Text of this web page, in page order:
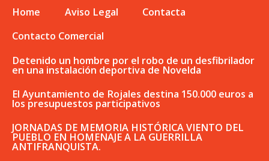
Home Aviso Legal
Contacta
Contacto Comercial
Detenido un hombre por el robo de un desfibrilador
en una instalación deportiva de Novelda
El Ayuntamiento de Rojales destina 150.000 euros a
los presupuestos participativos
JORNADAS DE MEMORIA HISTÓRICA VIENTO DEL
PUEBLO EN HOMENAJE A LA GUERRILLA
ANTIFRANQUISTA.